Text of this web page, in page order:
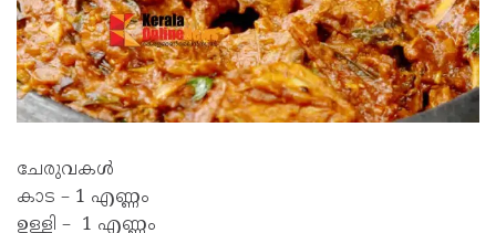
ചേരുവകൾ
കാട – 1 എണ്ണം
ഉള്ളി – 1 എണ്ണം